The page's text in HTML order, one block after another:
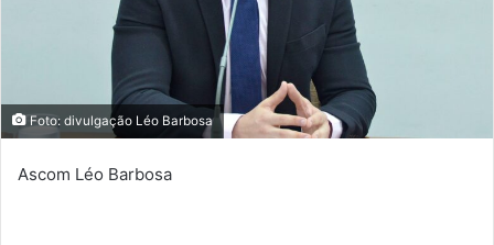
m
l
Foto: divulgação Léo Barbosa
Ascom Léo Barbosa